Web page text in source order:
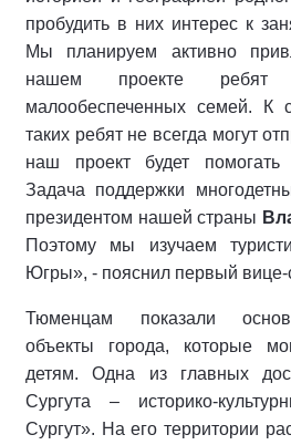
пробудить в них интерес к
Мы планируем активно
нашем проекте ребят
малообеспеченных семей. К
таких ребят не всегда могут
наш проект будет помогать
Задача поддержки
президентом нашей страны
Поэтому мы изучаем
Югры», - пояснил первый вице-
Тюменцам показали
объекты города, которые
детям. Одна из главных
Сургута – историко-
Сургут». На его территории